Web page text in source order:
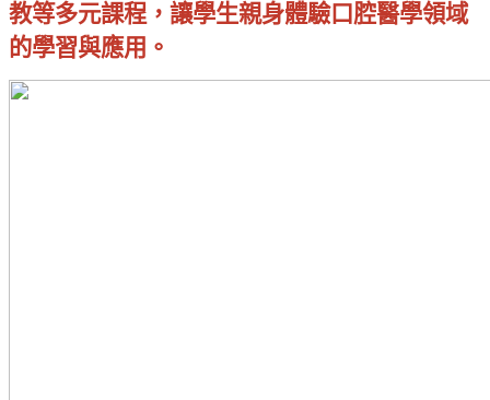
教等多元課程，讓學生親身體驗口腔醫學領域
的學習與應用。